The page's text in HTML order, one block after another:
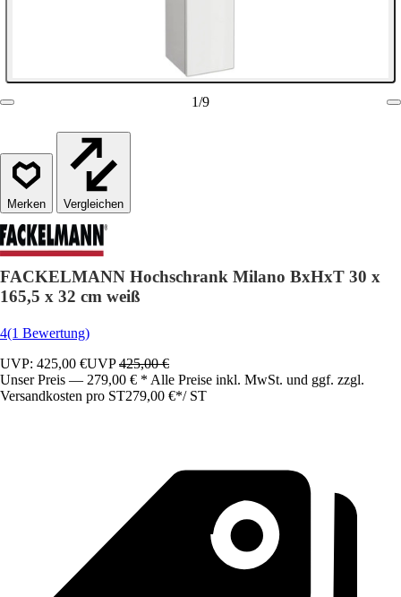
1/9
Vergleichen
FACKELMANN Hochschrank Milano BxHxT 30 x
165,5 x 32 cm weiß
4(1 Bewertung)
UVP: 425,00 €UVP425,00 €
Unser Preis — 279,00 € * Alle Preise inkl. MwSt. und ggf. zzgl.
Versandkosten pro ST279,00 €*/ ST